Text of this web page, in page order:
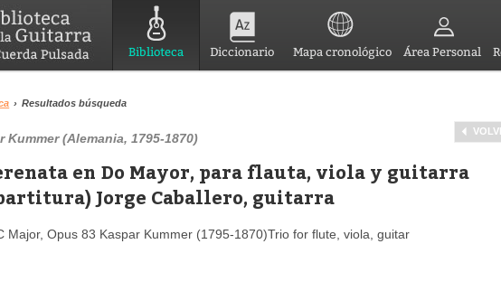
Biblioteca Diccionario Mapa cronológico Área Personal
› Resultados búsqueda
Kummer (Alemania, 1795-1870)
en Do Mayor, para flauta, viola y guitarra
Jorge Caballero, guitarra
Major, Opus 83 Kaspar Kummer (1795-1870)Trio for flute, viola, guitar